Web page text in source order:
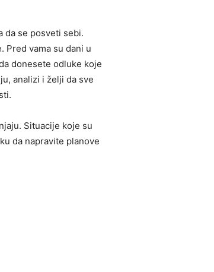
da se posveti sebi.
Pred vama su dani u
donesete odluke koje
analizi i želji da sve
Situacije koje su
da napravite planove